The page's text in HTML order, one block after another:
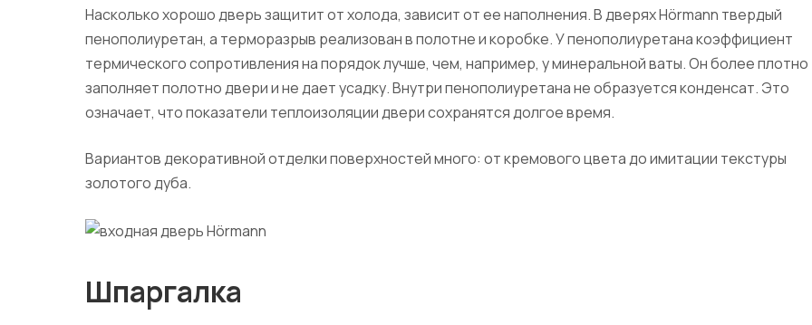
Насколько хорошо дверь защитит от холода, зависит от ее наполнения. В дверях Hörmann твердый
пенополиуретан, а терморазрыв реализован в полотне и коробке. У пенополиуретана коэффициент
термического сопротивления на порядок лучше, чем, например, у минеральной ваты. Он более плотно
заполняет полотно двери и не дает усадку. Внутри пенополиуретана не образуется конденсат. Это
означает, что показатели теплоизоляции двери сохранятся долгое время.
Вариантов декоративной отделки поверхностей много: от кремового цвета до имитации текстуры
золотого дуба.
Шпаргалка